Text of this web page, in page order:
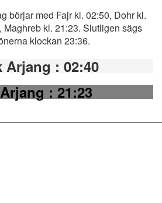
börjar med Fajr kl. 02:50, Dohr kl.
Maghreb kl. 21:23. Slutligen sägs
klockan 23:36.
Arjang : 02:40
: 21:23